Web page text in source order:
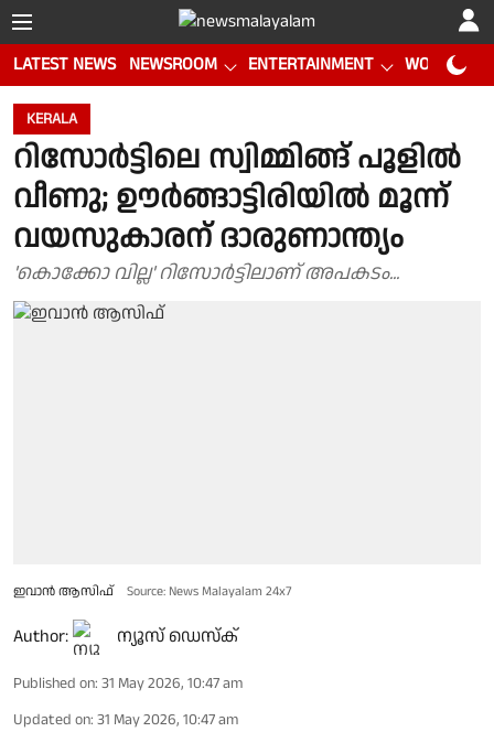
LATEST NEWS NEWSROOM ENTERTAINMENT WORLD CUP
KERALA
റിസോര്‍ട്ടിലെ സ്വിമ്മിങ്ങ് പൂളില്‍
വീണു; ഊർങ്ങാട്ടിരിയിൽ മൂന്ന്
വയസുകാരന് ദാരുണാന്ത്യം
'കൊക്കോ വില്ല' റിസോർട്ടിലാണ് അപകടം...
ഇവാൻ ആസിഫ് Source: News Malayalam 24x7
Author: ന്യൂസ് ഡെസ്ക്
Published on: 31 May 2026, 10:47 am
Updated on: 31 May 2026, 10:47 am